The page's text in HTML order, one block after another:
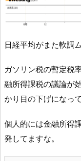
日経平均がまた軟調
ガソリン税の暫定税
融所得課税の議論が
かり目の下げになっ
個人的には金融所得
発してますな。